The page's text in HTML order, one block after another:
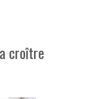
croître